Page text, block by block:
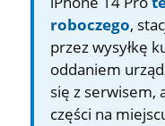
roboczego,
przez wysyłkę
oddaniem
się z serwisem,
części na